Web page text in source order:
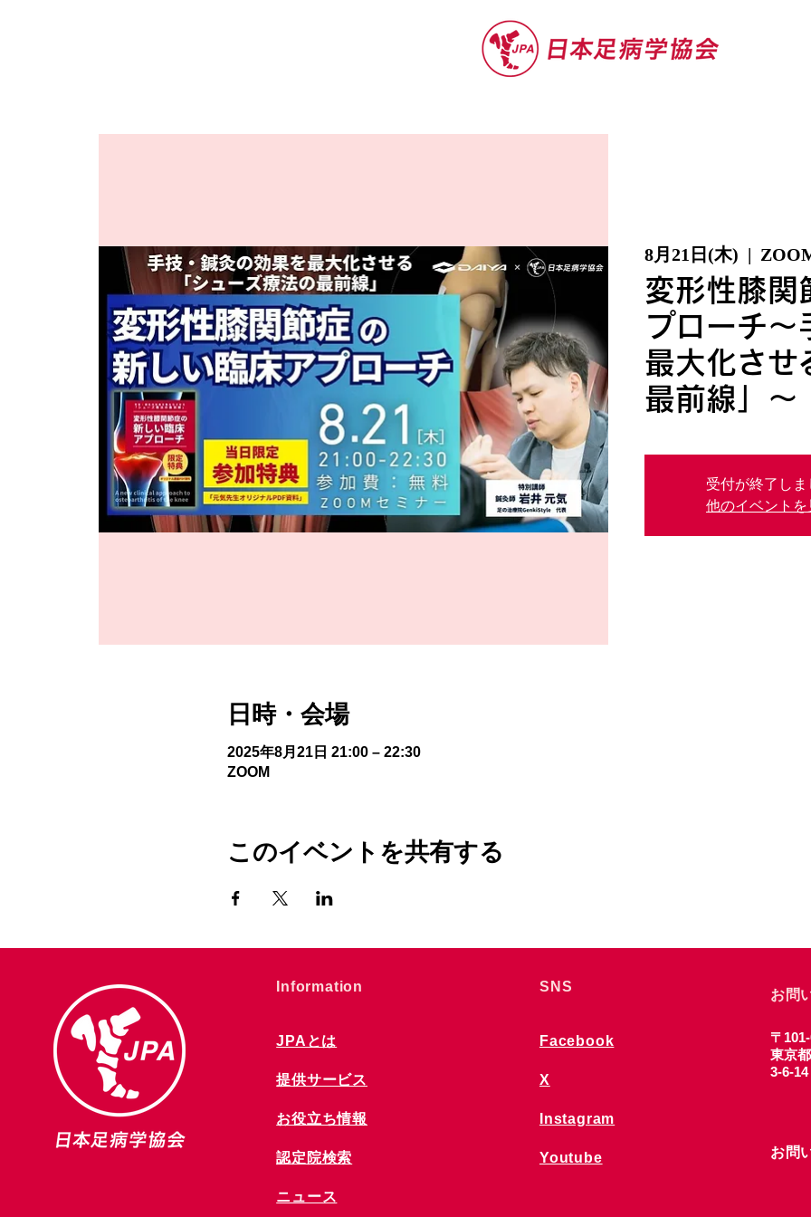
8月21日(木)
  |
変形性膝関
プローチ～
最大化させ
最前線」～
受付が終了しま
他のイベントを
日時・会場
2025年8月21日 21:00 – 22:30
ZOOM
このイベントを共有する
​Information
JPAとは
提供サービス
お役立ち情報
​認定院検索
ニュース
SNS
Facebook
X
Instagram
Youtube
お問
〒
東京
3-6-
お問